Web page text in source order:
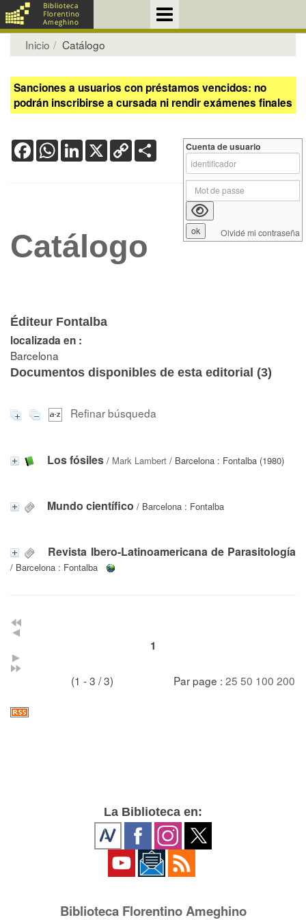
Inicio Catálogo
Sanciones a usuarios con préstamos vencidos: no
podrán inscribirse a cursada ni rendir exámenes finales
FacebookWhatsApp
LinkedIn
X Copy
Link
Catálogo
Éditeur Fontalba
localizada en :
Barcelona
Documentos disponibles de esta editorial (3)
Refinar búsqueda
Los fósiles / Mark Lambert / Barcelona : Fontalba (1980)
Mundo científico / Barcelona : Fontalba
Revista Ibero-Latinoamericana de Parasitología
/ Barcelona : Fontalba
1
(1 - 3 / 3) Par page : 25 50 100 200
Cuenta de usuario
Olvidé mi contraseña
La Biblioteca en:
Biblioteca Florentino Ameghino